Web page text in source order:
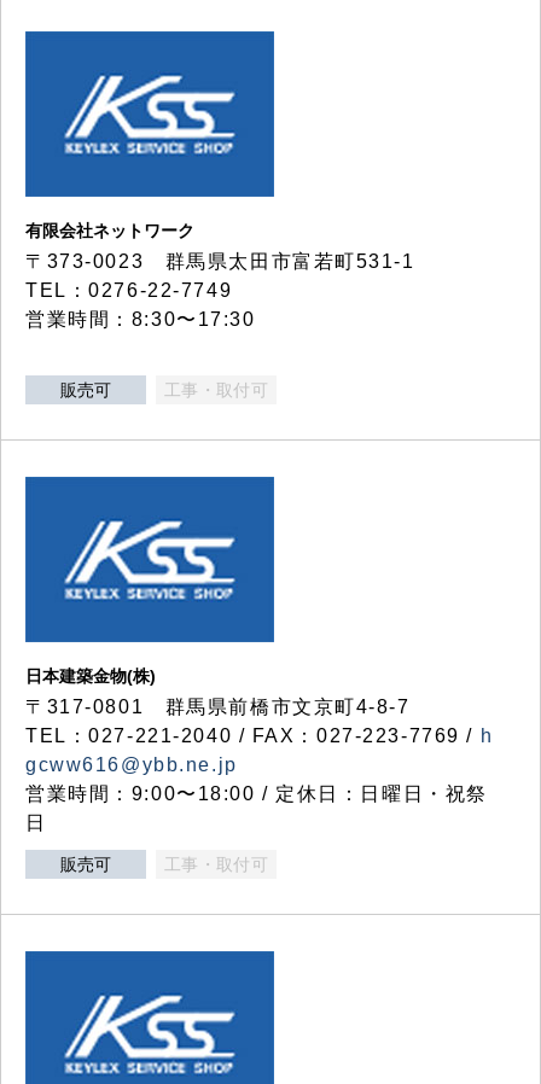
有限会社ネットワーク
〒373-0023 群馬県太田市富若町531-1
TEL：0276-22-7749
営業時間：8:30〜17:30
販売可 工事・取付可
日本建築金物(株)
〒317‐0801 群馬県前橋市文京町4-8-7
TEL：027-221-2040 / FAX：027-223-7769 / h
gcww616@ybb.ne.jp
営業時間：9:00〜18:00 / 定休日：日曜日・祝祭
日
販売可 工事・取付可